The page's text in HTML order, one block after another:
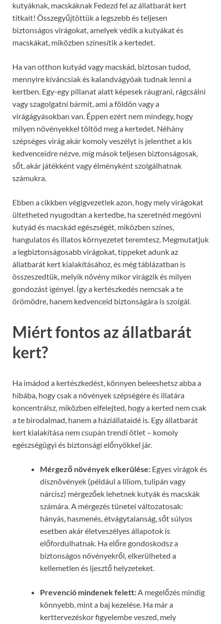
kutyáknak, macskáknak Fedezd fel az állatbarát kert
titkait! Összegyűjtöttük a legszebb és teljesen
biztonságos virágokat, amelyek védik a kutyákat és
macskákat, miközben színesítik a kertedet.
Ha van otthon kutyád vagy macskád, biztosan tudod,
mennyire kíváncsiak és kalandvágyóak tudnak lenni a
kertben. Egy-egy pillanat alatt képesek ráugrani, rágcsálni
vagy szagolgatni bármit, ami a földön vagy a
virágágyásokban van. Éppen ezért nem mindegy, hogy
milyen növényekkel töltöd meg a kertedet. Néhány
szépséges virág akár komoly veszélyt is jelenthet a kis
kedvenceidre nézve, míg mások teljesen biztonságosak,
sőt, akár játékként vagy élményként szolgálhatnak
számukra.
Ebben a cikkben végigvezetlek azon, hogy mely virágokat
ültetheted nyugodtan a kertedbe, ha szeretnéd megóvni
kutyád és macskád egészségét, miközben színes,
hangulatos és illatos környezetet teremtesz. Megmutatjuk
a legbiztonságosabb virágokat, tippeket adunk az
állatbarát kert kialakításához, és még táblázatban is
összeszedtük, melyik növény mikor virágzik és milyen
gondozást igényel. Így a kertészkedés nemcsak a te
örömödre, hanem kedvenceid biztonságára is szolgál.
Miért fontos az állatbarát
kert?
Ha imádod a kertészkedést, könnyen beleeshetsz abba a
hibába, hogy csak a növények szépségére és illatára
koncentrálsz, miközben elfelejted, hogy a kerted nem csak
a te birodalmad, hanem a háziállataidé is. Egy állatbarát
kert kialakítása nem csupán trendi ötlet – komoly
egészségügyi és biztonsági előnyökkel jár.
Mérgező növények elkerülése: Egyes virágok és
dísznövények (például a liliom, tulipán vagy
nárcisz) mérgezőek lehetnek kutyák és macskák
számára. A mérgezés tünetei változatosak:
hányás, hasmenés, étvágytalanság, sőt súlyos
esetben akár életveszélyes állapotok is
előfordulhatnak. Ha előre gondoskodsz a
biztonságos növényekről, elkerülheted a
kellemetlen és ijesztő helyzeteket.
Prevenció mindenek felett:A megelőzés mindig
könnyebb, mint a baj kezelése. Ha már a
kerttervezéskor figyelembe veszed, mely